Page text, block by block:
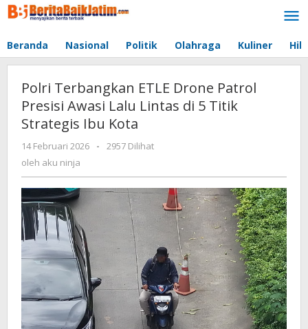
Lewati
ke
Beranda Nasional Politik Olahraga Kuliner
Polri Terbangkan ETLE Drone Patrol
Presisi Awasi Lalu Lintas di 5 Titik
Strategis Ibu Kota
14 Februari 2026
oleh
-
2957 Dilihat
oleh aku ninja